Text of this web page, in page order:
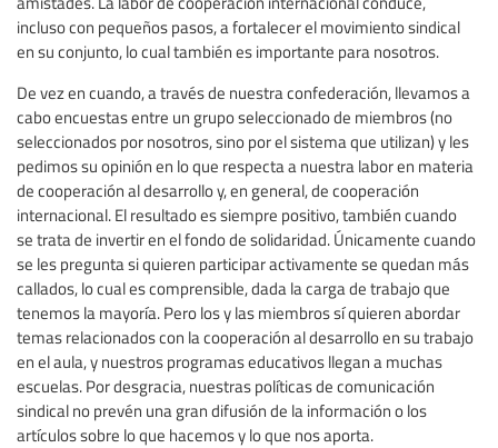
incluso con pequeños pasos, a fortalecer el movimiento sindical
en su conjunto, lo cual también es importante para nosotros.
De vez en cuando, a través de nuestra confederación, llevamos a
cabo encuestas entre un grupo seleccionado de miembros (no
seleccionados por nosotros, sino por el sistema que utilizan) y les
pedimos su opinión en lo que respecta a nuestra labor en materia
de cooperación al desarrollo y, en general, de cooperación
internacional. El resultado es siempre positivo, también cuando
se trata de invertir en el fondo de solidaridad. Únicamente cuando
se les pregunta si quieren participar activamente se quedan más
callados, lo cual es comprensible, dada la carga de trabajo que
tenemos la mayoría. Pero los y las miembros sí quieren abordar
temas relacionados con la cooperación al desarrollo en su trabajo
en el aula, y nuestros programas educativos llegan a muchas
escuelas. Por desgracia, nuestras políticas de comunicación
sindical no prevén una gran difusión de la información o los
artículos sobre lo que hacemos y lo que nos aporta.